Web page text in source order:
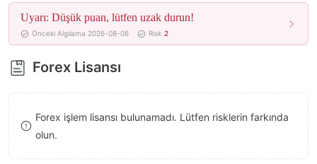
5
6
7
8
9
9
Uyarı: Düşük puan, lütfen uzak durun!
Önceki Algılama 2026-08-06 Risk 2
Forex Lisansı
Forex işlem lisansı bulunamadı. Lütfen risklerin farkında
olun.